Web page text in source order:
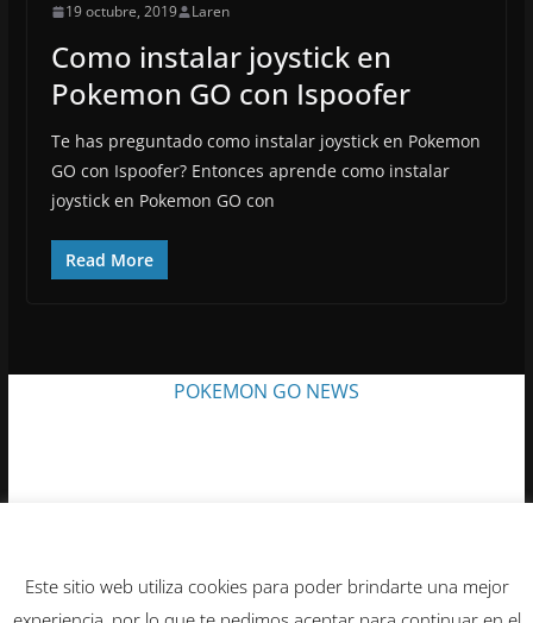
19 octubre, 2019 Laren
Como instalar joystick en
Pokemon GO con Ispoofer
Te has preguntado como instalar joystick en Pokemon
GO con Ispoofer? Entonces aprende como instalar
joystick en Pokemon GO con
Read More
POKEMON GO NEWS
Copyright © 2026Ciencia Geek. Todos los derechos
Este sitio web utiliza cookies para poder brindarte una mejor